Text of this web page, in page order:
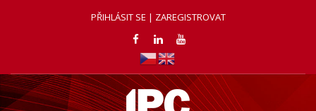
PŘIHLÁSIT SE | ZAREGISTROVAT